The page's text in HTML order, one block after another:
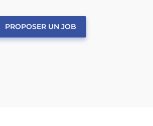
PROPOSER UN JOB